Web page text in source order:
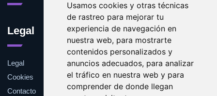
Usamos cookies y otras técnicas
de rastreo para mejorar tu
experiencia de navegación en
nuestra web, para mostrarte
contenidos personalizados y
anuncios adecuados, para analizar
el tráfico en nuestra web y para
comprender de donde llegan
Legal
Legal
Cookies
Contacto